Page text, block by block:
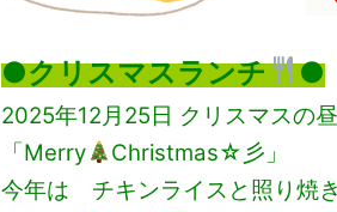
●クリスマスランチ ●
2025年12月25日 クリスマスの
「Merry
Christmas☆彡」
今年は チキンライスと照り焼